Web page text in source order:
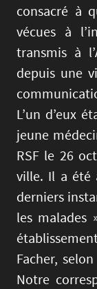
consacré à
vécues à
transmis à
depuis une
L’un d’eux
jeune
RSF le 26
ville. Il a été
derniers
les malades
Facher,
Notre